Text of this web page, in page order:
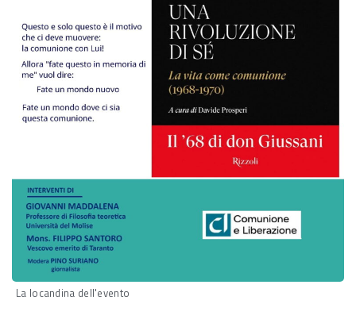
La locandina dell'evento